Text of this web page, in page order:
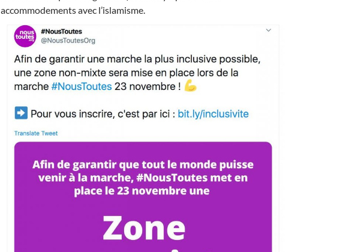
accommodements avec l’islamisme.